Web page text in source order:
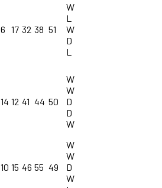
6 17 32 38 51
W
L
W
D
L
14 12 41 44 50
W
W
D
D
W
10 15 46 55 49
W
W
D
W